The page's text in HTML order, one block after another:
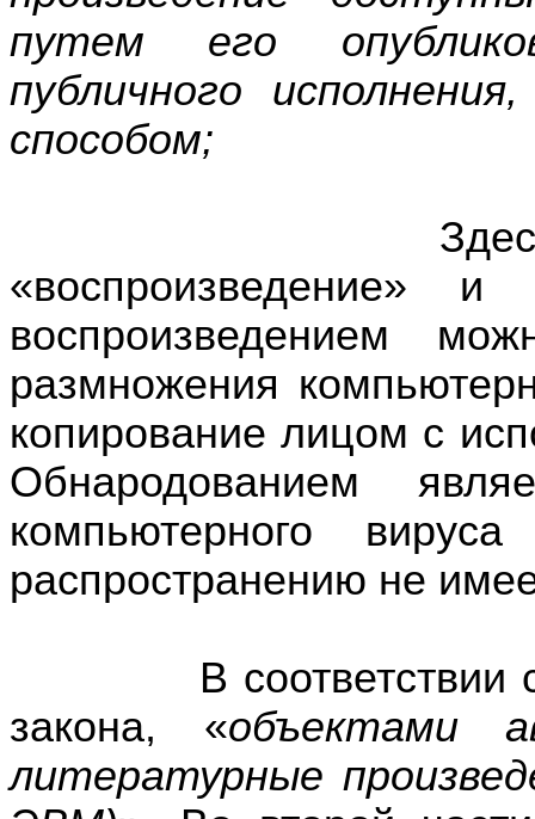
путем его
публичного
способом;
Здесь
«воспроизведение» и
воспроизведением
размножения
копирование лицом с
Обнародованием
компьютерного
распространению не
В соответствии с
закона, «объектами
литературные